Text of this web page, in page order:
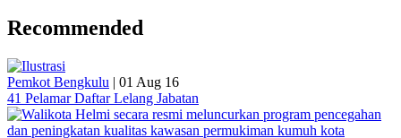
Recommended
Pemkot Bengkulu | 01 Aug 16
41 Pelamar Daftar Lelang Jabatan